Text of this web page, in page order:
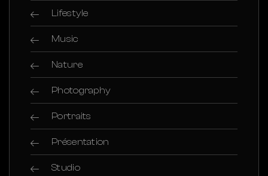
Lifestyle
Music
Nature
Photography
Portraits
Présentation
Studio